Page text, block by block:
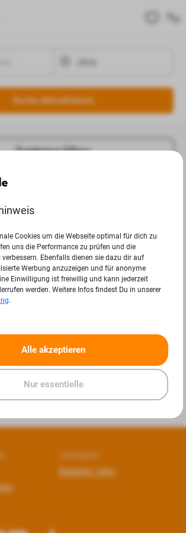
Suche aktualisieren
Ergebnisse Filtern
in Jena ergab leider keine Ergebnisse.
Jobseiten
Beliebte Jobs
Cookies um die Webseite optimal für dich zu
uns die Performance zu prüfen und die
Ebenfalls dienen sie dazu dir auf
Werbung anzuzeigen und für anonyme
Einwilligung ist freiwillig und kann jederzeit
werden. Weitere Infos findest Du in unserer
.
Alle akzeptieren
Nur essentielle